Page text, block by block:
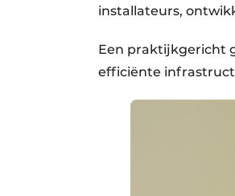
installateurs,
Een praktijkgericht
efficiënte